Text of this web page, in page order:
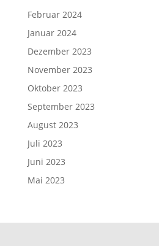
Februar 2024
Januar 2024
Dezember 2023
November 2023
Oktober 2023
September 2023
August 2023
Juli 2023
Juni 2023
Mai 2023